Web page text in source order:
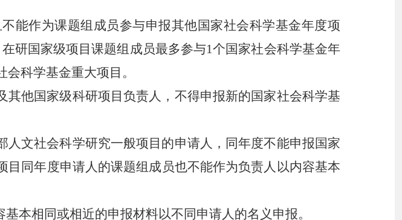
能作为课题组成员参与申报其他国家社会科学基金年度项
研国家级项目课题组成员最多参与1个国家社会科学基金年
会科学基金重大项目。
他国家级科研项目负责人，不得申报新的国家社会科学基
文社会科学研究一般项目的申请人，同年度不能申报国家
同年度申请人的课题组成员也不能作为负责人以内容基本
本相同或相近的申报材料以不同申请人的名义申报。